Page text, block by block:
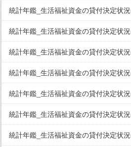
統計年鑑_生活福祉資金の貸付決定状
統計年鑑_生活福祉資金の貸付決定状
統計年鑑_生活福祉資金の貸付決定状
統計年鑑_生活福祉資金の貸付決定状
統計年鑑_生活福祉資金の貸付決定状
統計年鑑_生活福祉資金の貸付決定状
統計年鑑_生活福祉資金の貸付決定状